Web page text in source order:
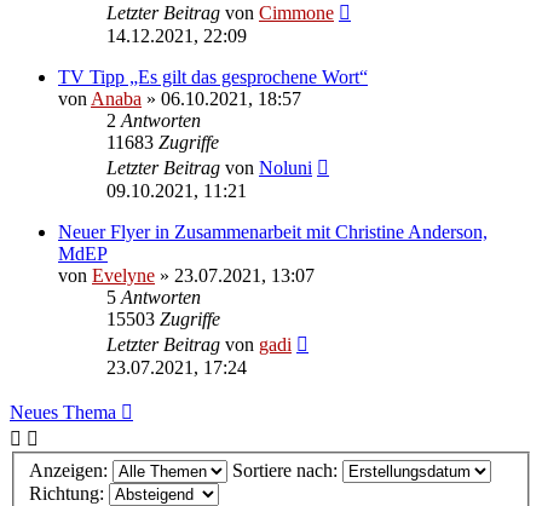
Letzter Beitrag von Cimmone
14.12.2021, 22:09
TV Tipp „Es gilt das gesprochene Wort“
von Anaba » 06.10.2021, 18:57
2 Antworten
11683 Zugriffe
Letzter Beitrag von Noluni
09.10.2021, 11:21
Neuer Flyer in Zusammenarbeit mit Christine Anderson,
MdEP
von Evelyne » 23.07.2021, 13:07
5 Antworten
15503 Zugriffe
Letzter Beitrag von gadi
23.07.2021, 17:24
Neues Thema
Anzeigen:
Sortiere nach:
Richtung: